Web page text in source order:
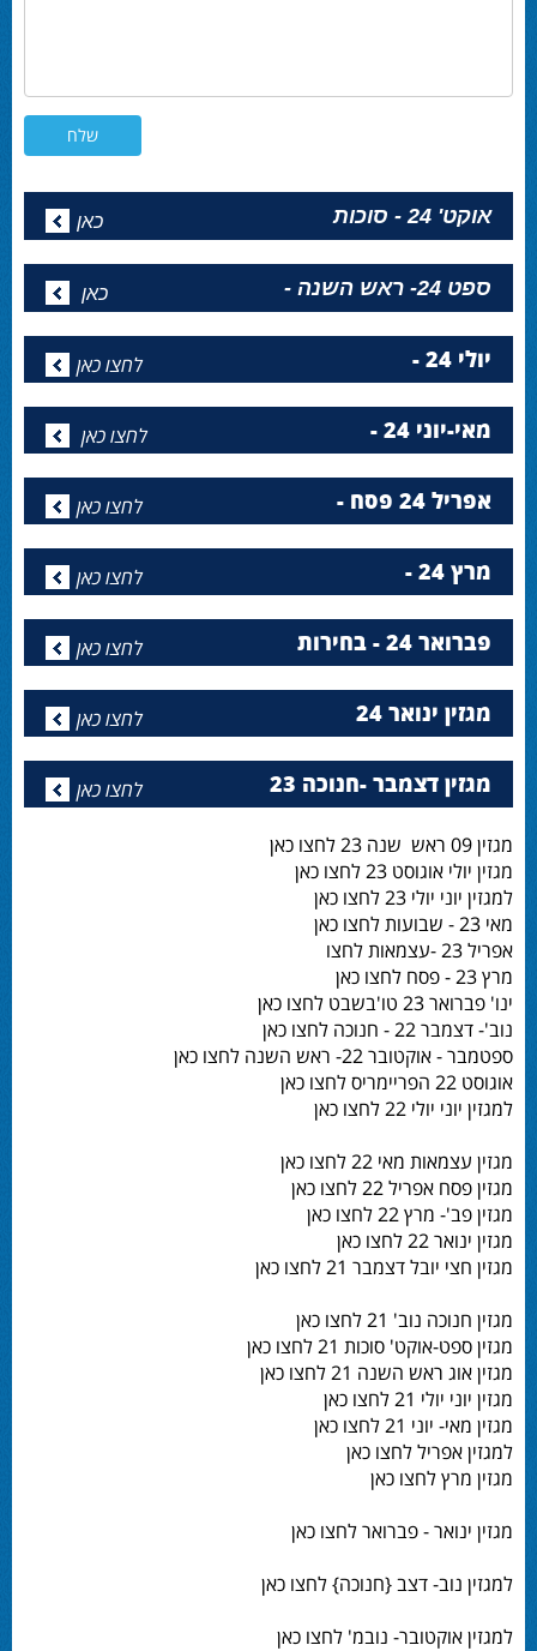
אוקט' 24 - סוכות כאן
ספט 24- ראש השנה - כאן
יולי 24 - לחצו כאן
מאי-יוני 24 - לחצו כאן
אפריל 24 פסח - לחצו כאן
מרץ 24 - לחצו כאן
פברואר 24 - בחירות לחצו כאן
מגזין ינואר 24 לחצו כאן
מגזין דצמבר -חנוכה 23 לחצו כאן
מגזין 09 ראש שנה 23 לחצו כאן
מגזין יולי אוגוסט 23 לחצו כאן
למגזין יוני יולי 23 לחצו כאן
מאי 23 - שבועות לחצו כאן
אפריל 23 -עצמאות לחצו
מרץ 23 - פסח לחצו כאן
ינו' פברואר 23 טו'בשבט לחצו כאן
נוב'- דצמבר 22 - חנוכה לחצו כאן
ספטמבר - אוקטובר 22- ראש השנה לחצו כאן
אוגוסט 22 הפריימריס לחצו כאן
למגזין יוני יולי 22 לחצו כאן
מגזין עצמאות מאי 22 לחצו כאן
מגזין פסח אפריל 22 לחצו כאן
מגזין פב'- מרץ 22 לחצו כאן
מגזין ינואר 22 לחצו כאן
מגזין חצי יובל דצמבר 21 לחצו כאן
מגזין חנוכה נוב' 21 לחצו כאן
מגזין ספט-אוקט' סוכות 21 לחצו כאן
מגזין אוג ראש השנה 21 לחצו כאן
מגזין יוני יולי 21 לחצו כאן
מגזין מאי- יוני 21 לחצו כאן
למגזין אפריל לחצו כאן
מגזין מרץ לחצו כאן
מגזין ינואר - פברואר לחצו כאן
למגזין נוב- דצב {חנוכה} לחצו כאן
למגזין אוקטובר- נובמ' לחצו כאן